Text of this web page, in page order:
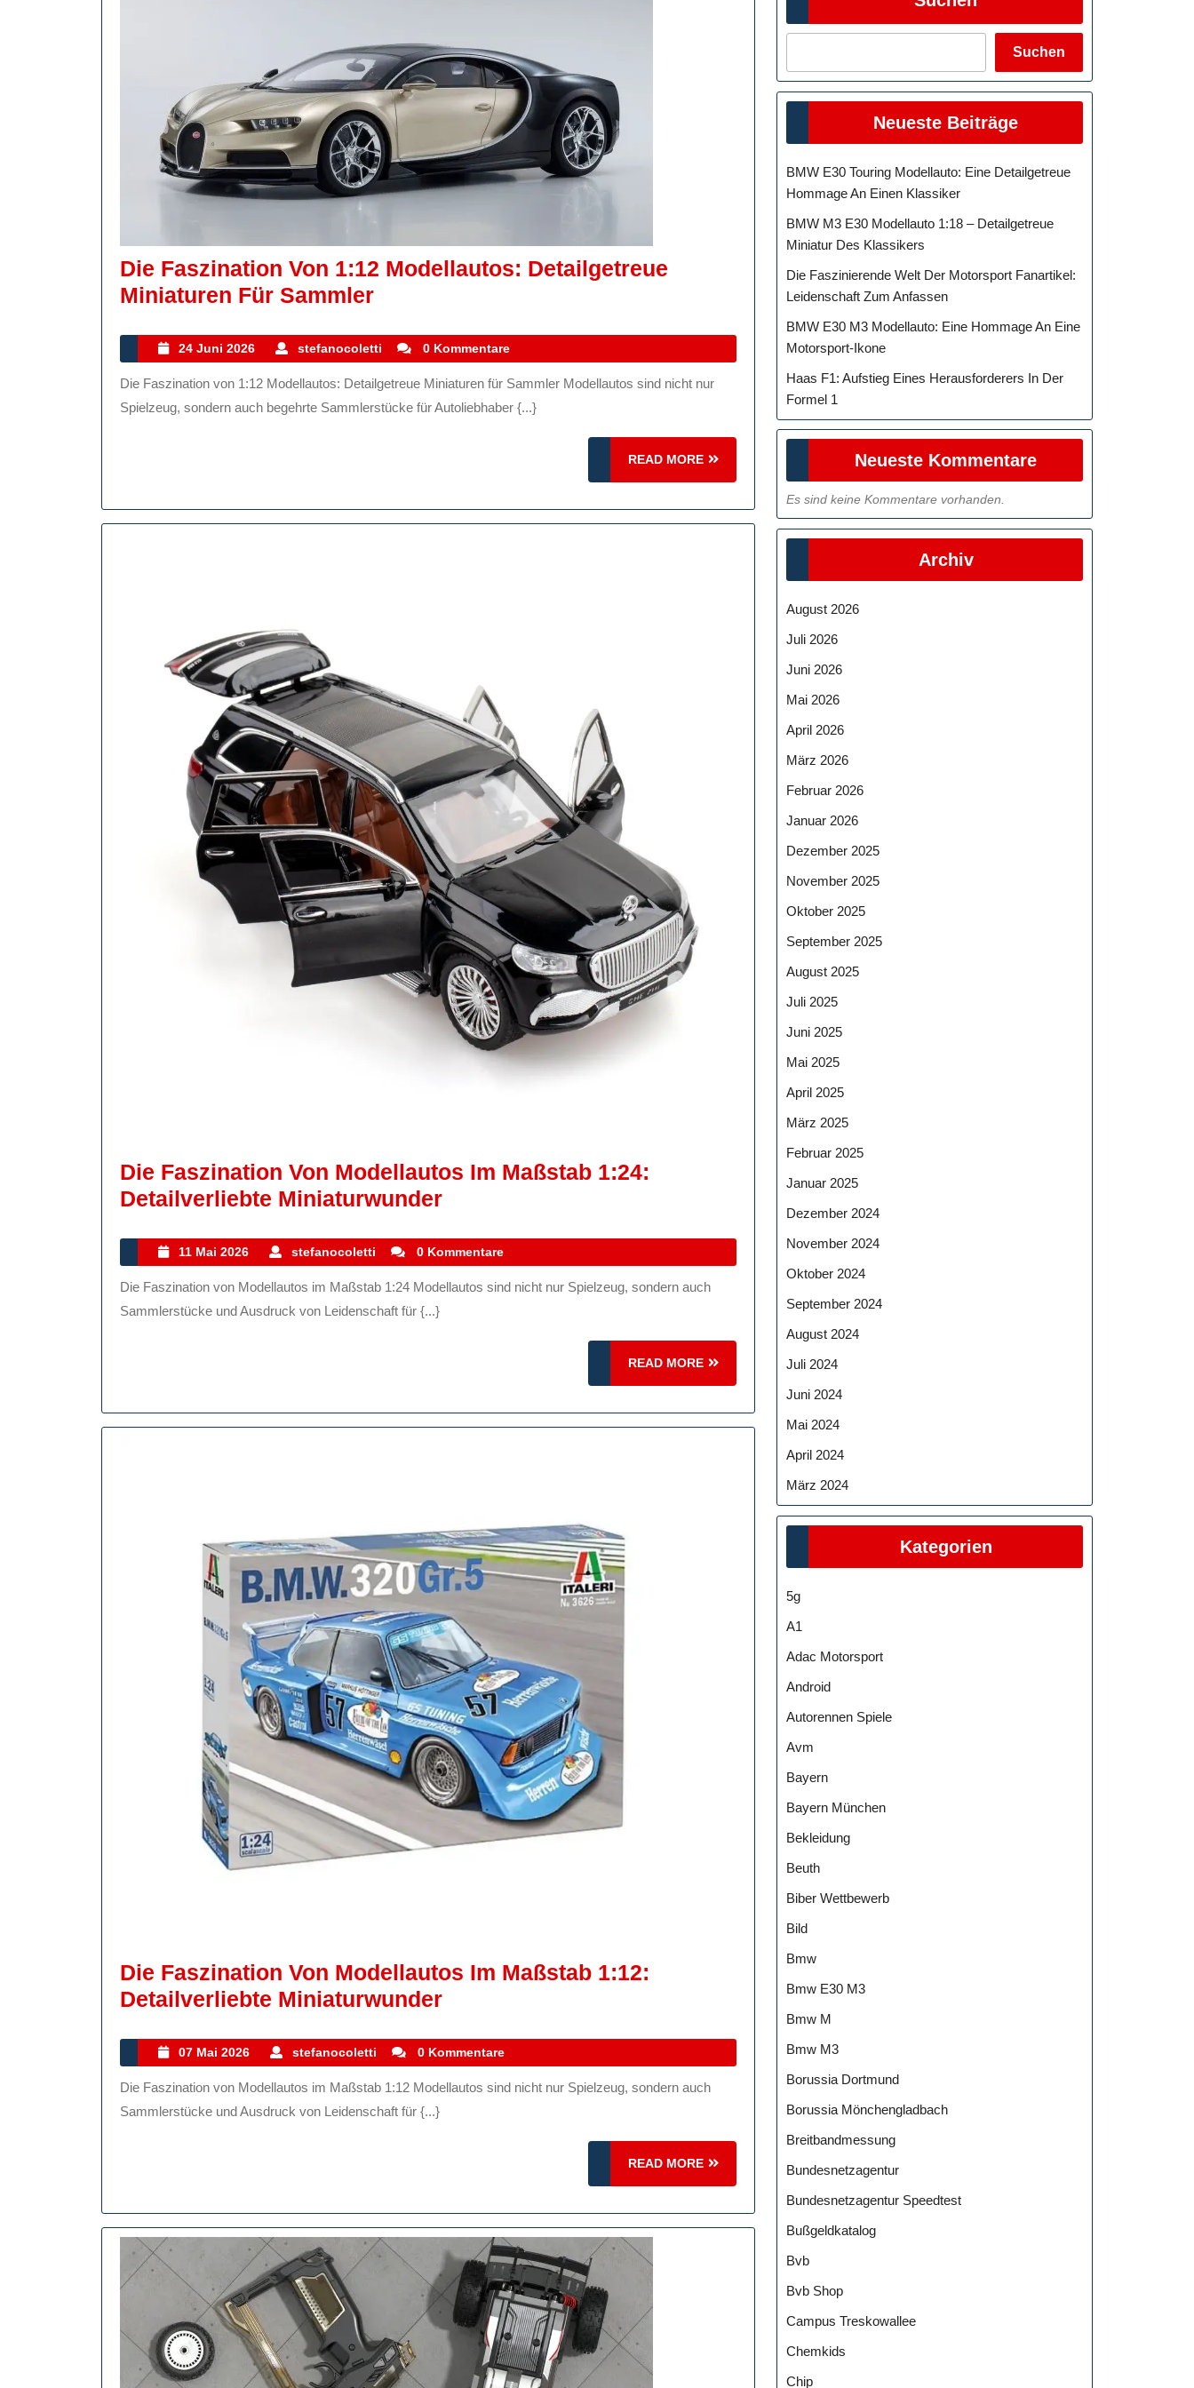
Die Faszination Von 1:12 Modellautos: Detailgetreue
Miniaturen Für SammlerDie
Von
1:12
Modellautos:
Sammler
24 Juni 2026
24
Juni
2026
stefanocoletti stefanocoletti
0 Kommentare
Die Faszination von 1:12 Modellautos: Detailgetreue Miniaturen für Sammler Modellautos sind nicht nur
Spielzeug, sondern auch begehrte Sammlerstücke für Autoliebhaber {...}
READ MORE
READ
MORE
Die Faszination Von Modellautos Im Maßstab 1:24:
Detailverliebte MiniaturwunderDie
Von
Modellautos
Detailverliebte
Miniaturwunder
11 Mai 2026
11
Mai
2026
stefanocoletti stefanocoletti
0 Kommentare
Die Faszination von Modellautos im Maßstab 1:24 Modellautos sind nicht nur Spielzeug, sondern auch
Sammlerstücke und Ausdruck von Leidenschaft für {...}
READ MORE
READ
MORE
Die Faszination Von Modellautos Im Maßstab 1:12:
Detailverliebte MiniaturwunderDie
Von
Modellautos
Detailverliebte
Miniaturwunder
07 Mai 2026
07
Mai
2026
stefanocoletti stefanocoletti
0 Kommentare
Die Faszination von Modellautos im Maßstab 1:12 Modellautos sind nicht nur Spielzeug, sondern auch
Sammlerstücke und Ausdruck von Leidenschaft für {...}
READ MORE
READ
MORE
Suchen
Neueste Beiträge
BMW E30 Touring Modellauto: Eine Detailgetreue
Hommage An Einen Klassiker
BMW M3 E30 Modellauto 1:18 – Detailgetreue
Miniatur Des Klassikers
Die Faszinierende Welt Der Motorsport Fanartikel:
Leidenschaft Zum Anfassen
BMW E30 M3 Modellauto: Eine Hommage An Eine
Motorsport-Ikone
Haas F1: Aufstieg Eines Herausforderers In Der
Formel 1
Neueste Kommentare
Es sind keine Kommentare vorhanden.
Archiv
August 2026
Juli 2026
Juni 2026
Mai 2026
April 2026
März 2026
Februar 2026
Januar 2026
Dezember 2025
November 2025
Oktober 2025
September 2025
August 2025
Juli 2025
Juni 2025
Mai 2025
April 2025
März 2025
Februar 2025
Januar 2025
Dezember 2024
November 2024
Oktober 2024
September 2024
August 2024
Juli 2024
Juni 2024
Mai 2024
April 2024
März 2024
Kategorien
5g
A1
Adac Motorsport
Android
Autorennen Spiele
Avm
Bayern
Bayern München
Bekleidung
Beuth
Biber Wettbewerb
Bild
Bmw
Bmw E30 M3
Bmw M
Bmw M3
Borussia Dortmund
Borussia Mönchengladbach
Breitbandmessung
Bundesnetzagentur
Bundesnetzagentur Speedtest
Bußgeldkatalog
Bvb
Bvb Shop
Campus Treskowallee
Chemkids
Chip